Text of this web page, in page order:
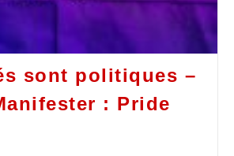
sont politiques –
: Pride